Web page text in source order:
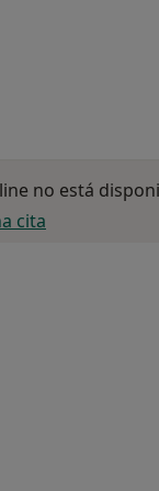
no está
cita